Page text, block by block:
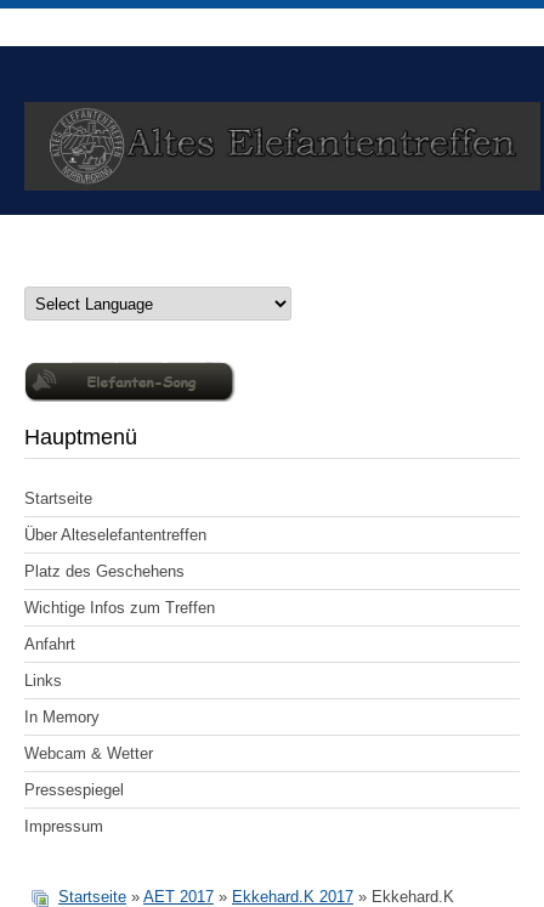
Hauptmenü
Startseite
Über Alteselefantentreffen
Platz des Geschehens
Wichtige Infos zum Treffen
Anfahrt
Links
In Memory
Webcam & Wetter
Pressespiegel
Impressum
Startseite » AET 2017 » Ekkehard.K 2017 » Ekkehard.K